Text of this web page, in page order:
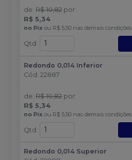
de: R$ 10,82 por:
R$ 5,34
no Pix ou R$ 5,50 nas demais condições
Qtd :
Redondo 0,014 Inferior
Cód. 22887
de: R$ 10,82 por:
R$ 5,34
no Pix ou R$ 5,50 nas demais condições
Qtd:
Redondo 0,014 Superior